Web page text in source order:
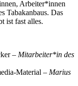
Arbeiter*innen
Tabakanbaus. Das
ist fast alles.
– Mitarbeiter*in des
Material – Marius